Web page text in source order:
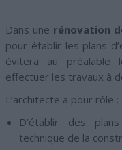
Dans une rénovation
pour établir les plans
évitera au préalable
effectuer les travaux à
L’architecte a pour rôle :
D’établir des
technique de la